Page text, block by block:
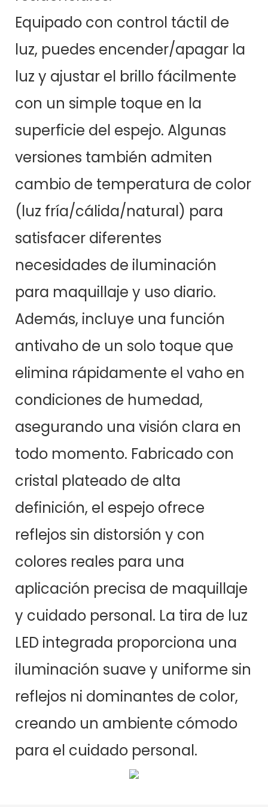
Equipado con control táctil de
luz, puedes encender/apagar la
luz y ajustar el brillo fácilmente
con un simple toque en la
superficie del espejo. Algunas
versiones también admiten
cambio de temperatura de color
(luz fría/cálida/natural) para
satisfacer diferentes
necesidades de iluminación
para maquillaje y uso diario.
Además, incluye una función
antivaho de un solo toque que
elimina rápidamente el vaho en
condiciones de humedad,
asegurando una visión clara en
todo momento. Fabricado con
cristal plateado de alta
definición, el espejo ofrece
reflejos sin distorsión y con
colores reales para una
aplicación precisa de maquillaje
y cuidado personal. La tira de luz
LED integrada proporciona una
iluminación suave y uniforme sin
reflejos ni dominantes de color,
creando un ambiente cómodo
para el cuidado personal.